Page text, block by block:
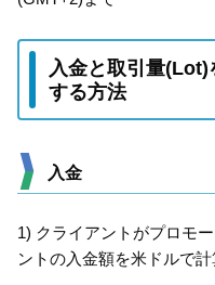
入金と取引量(Lot)
する方法
入金
1) クライアントがプロモ
ントの入金額を米ドルで計